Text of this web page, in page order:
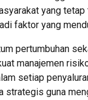
yang
faktor yang
pertumbuhan
manajemen
setiap
strategis guna